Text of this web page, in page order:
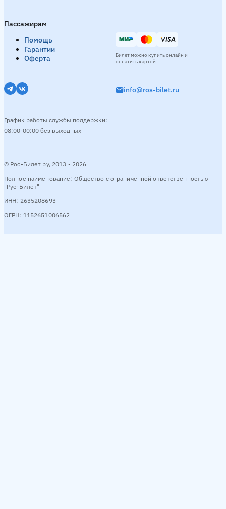
Пассажирам
Помощь
Гарантии
Оферта
© Рос-Билет ру, 2013 - 2026
Полное наименование: Общество с ограниченной ответственностью
"Рус-Билет"
ИНН: 2635208693
ОГРН: 1152651006562
info@ros-bilet.ru
График работы службы поддержки:
08:00-00:00 без выходных
Билет можно купить онлайн и
оплатить картой